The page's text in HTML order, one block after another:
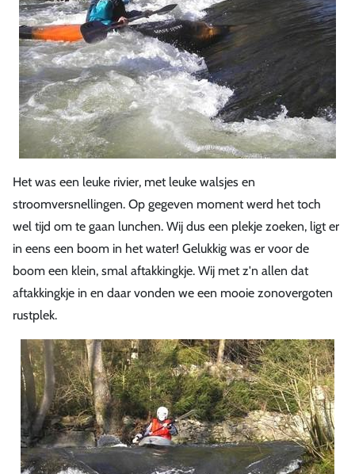
Het was een leuke rivier, met leuke walsjes en
stroomversnellingen. Op gegeven moment werd het toch
wel tijd om te gaan lunchen. Wij dus een plekje zoeken, ligt er
in eens een boom in het water! Gelukkig was er voor de
boom een klein, smal aftakkingkje. Wij met z'n allen dat
aftakkingkje in en daar vonden we een mooie zonovergoten
rustplek.